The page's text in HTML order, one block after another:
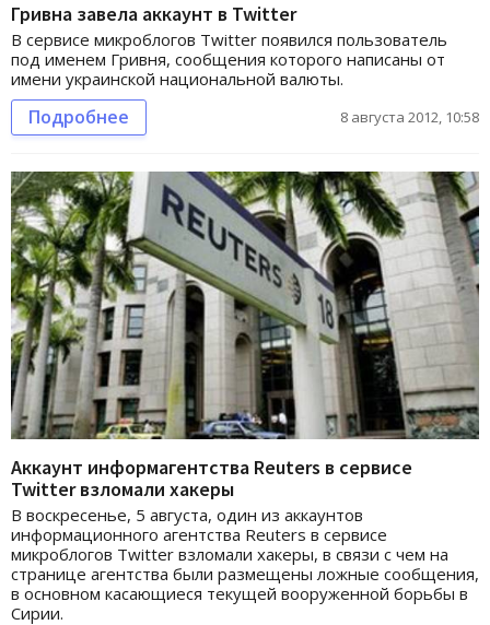
Гривна завела аккаунт в Twitter
В сервисе микроблогов Twitter появился пользователь
под именем Гривня, сообщения которого написаны от
имени украинской национальной валюты.
Подробнее 8 августа 2012, 10:58
Аккаунт информагентства Reuters в сервисе
Twitter взломали хакеры
В воскресенье, 5 августа, один из аккаунтов
информационного агентства Reuters в сервисе
микроблогов Twitter взломали хакеры, в связи с чем на
странице агентства были размещены ложные сообщения,
в основном касающиеся текущей вооруженной борьбы в
Сирии.